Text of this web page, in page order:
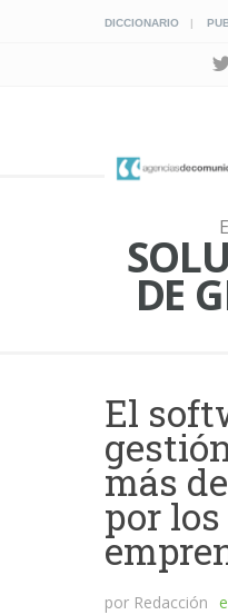
DICCIONARIO
DE
El
más
por los
por Redacción